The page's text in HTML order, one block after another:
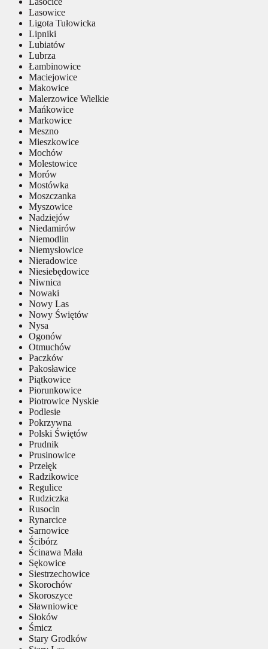
Lasowice
Ligota Tułowicka
Lipniki
Lubiatów
Lubrza
Łambinowice
Maciejowice
Makowice
Malerzowice Wielkie
Mańkowice
Markowice
Meszno
Mieszkowice
Mochów
Molestowice
Morów
Mostówka
Moszczanka
Myszowice
Nadziejów
Niedamirów
Niemodlin
Niemysłowice
Nieradowice
Niesiebędowice
Niwnica
Nowaki
Nowy Las
Nowy Świętów
Nysa
Ogonów
Otmuchów
Paczków
Pakosławice
Piątkowice
Piorunkowice
Piotrowice Nyskie
Podlesie
Pokrzywna
Polski Świętów
Prudnik
Prusinowice
Przełęk
Radzikowice
Regulice
Rudziczka
Rusocin
Rynarcice
Sarnowice
Ścibórz
Ścinawa Mała
Sękowice
Siestrzechowice
Skorochów
Skoroszyce
Sławniowice
Słoków
Śmicz
Stary Grodków